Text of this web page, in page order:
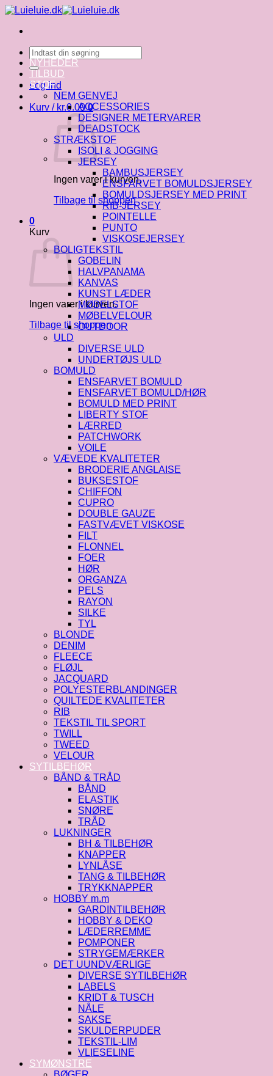
Fortsæt
indhold
Søg
efter:
Log ind
Kurv / kr.0.00 0
Ingen varer i kurven.
Tilbage til shoppen
0
Kurv
Ingen varer i kurven.
Tilbage til shoppen
NYHEDER
TILBUD
STOF
NEM GENVEJ
ACCESSORIES
DESIGNER METERVARER
DEADSTOCK
STRÆKSTOF
ISOLI & JOGGING
JERSEY
BAMBUSJERSEY
ENSFARVET BOMULDSJERSEY
BOMULDSJERSEY MED PRINT
RIB-JERSEY
POINTELLE
PUNTO
VISKOSEJERSEY
BOLIGTEKSTIL
GOBELIN
HALVPANAMA
KANVAS
KUNST LÆDER
MØBELSTOF
MØBELVELOUR
OUTDOOR
ULD
DIVERSE ULD
UNDERTØJS ULD
BOMULD
ENSFARVET BOMULD
ENSFARVET BOMULD/HØR
BOMULD MED PRINT
LIBERTY STOF
LÆRRED
PATCHWORK
VOILE
VÆVEDE KVALITETER
BRODERIE ANGLAISE
BUKSESTOF
CHIFFON
CUPRO
DOUBLE GAUZE
FASTVÆVET VISKOSE
FILT
FLONNEL
FOER
HØR
ORGANZA
PELS
RAYON
SILKE
TYL
BLONDE
DENIM
FLEECE
FLØJL
JACQUARD
POLYESTERBLANDINGER
QUILTEDE KVALITETER
RIB
TEKSTIL TIL SPORT
TWILL
TWEED
VELOUR
SYTILBEHØR
BÅND & TRÅD
BÅND
ELASTIK
SNØRE
TRÅD
LUKNINGER
BH & TILBEHØR
KNAPPER
LYNLÅSE
TANG & TILBEHØR
TRYKKNAPPER
HOBBY m.m
GARDINTILBEHØR
HOBBY & DEKO
LÆDERREMME
POMPONER
STRYGEMÆRKER
DET UUNDVÆRLIGE
DIVERSE SYTILBEHØR
LABELS
KRIDT & TUSCH
NÅLE
SAKSE
SKULDERPUDER
TEKSTIL-LIM
VLIESELINE
SYMØNSTRE